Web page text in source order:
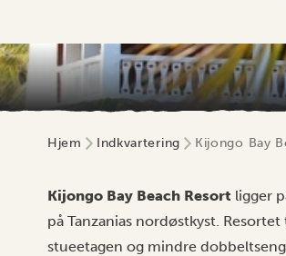
Hjem Indkvartering Kijongo Bay
Kijongo Bay Beach Resort ligger
på Tanzanias nordøstkyst.
stueetagen og mindre